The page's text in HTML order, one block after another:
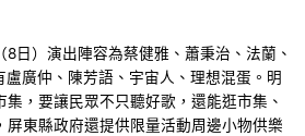
8日）演出陣容為蔡健雅、蕭秉治、法蘭、
廣仲、陳芳語、宇宙人、理想混蛋。明
，要讓民眾不只聽好歌，還能逛市集、
屏東縣政府還提供限量活動周邊小物供樂